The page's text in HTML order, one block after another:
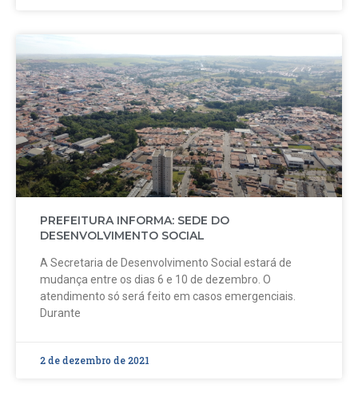
PREFEITURA INFORMA: SEDE DO
DESENVOLVIMENTO SOCIAL
A Secretaria de Desenvolvimento Social estará de
mudança entre os dias 6 e 10 de dezembro. O
atendimento só será feito em casos emergenciais.
Durante
2 de dezembro de 2021